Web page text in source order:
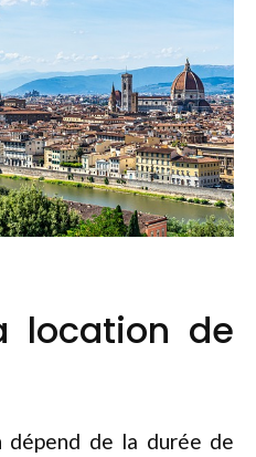
location de
dépend de la durée de